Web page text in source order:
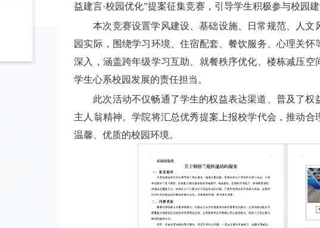
益建言·校园优化”提案征集竞赛，引导学生积极参与校园建
本次竞赛设置学风建设、基础设施、日常规范、人
园实际，围绕学习环境、住宿配套、餐饮服务、心理关
深入，涵盖跨年级学习互助、就餐秩序优化、楼栋减压
学生心系校园发展的责任担当。
此次活动不仅畅通了学生的权益表达渠道、普及了
主人翁精神。学院将汇总优秀提案上报校学代会，推动
温馨、优质的校园环境。